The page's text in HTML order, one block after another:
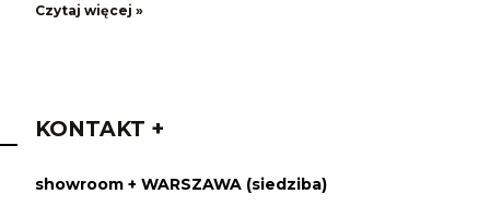
Czytaj więcej »
KONTAKT +
showroom + WARSZAWA (siedziba)